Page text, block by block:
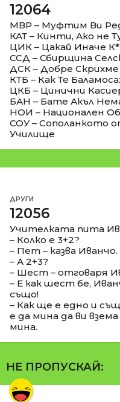
12064
МВР – Муфтим Ви
КАТ – Кинти, Ако не
ЦИК – Цакай Иначе
ССД – Сбирщина
ДСК – Добре
КТБ – Как Те
ЦКБ – Цинични
БАН – Бате Акъл
НОИ – Национален
СОУ – Сополанкото
Училище
ДРУГИ
12056
Учителката пита
– Колко е 3+2?
– Пет – казва Иванчо.
– А 2+3?
– Шест – отговаря
– Е как шест бе,
също!
– Как ще е едно и
е да мина да ви
мина.
НЕ ПРОПУСКАЙ: